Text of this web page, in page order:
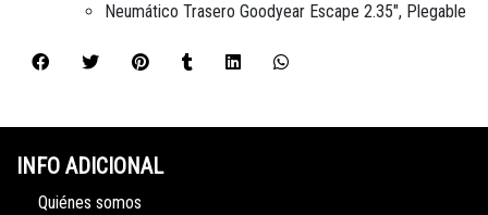
Neumático Trasero Goodyear Escape 2.35", Plegable
INFO ADICIONAL
Quiénes somos